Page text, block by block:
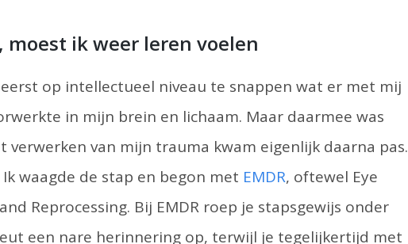
ik weer leren voelen
op intellectueel niveau te snappen wat er met mij
in mijn brein en lichaam. Maar daarmee was
verwerken van mijn trauma kwam eigenlijk daarna pas.
waagde de stap en begon met EMDR, oftewel Eye
Reprocessing. Bij EMDR roep je stapsgewijs onder
een nare herinnering op, terwijl je tegelijkertijd met